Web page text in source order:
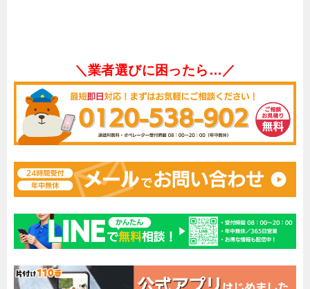
＼業者選びに困ったら…／